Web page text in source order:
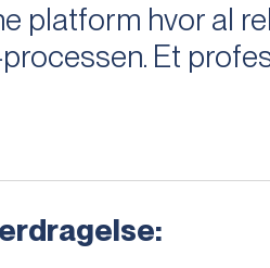
platform hvor al
Et